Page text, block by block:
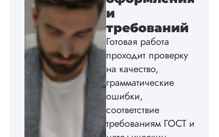
оформил, правда,
изображения
пришлось
мне. Услугой
бесплатного
редактирования
не
и
требований
Готовая работа
проходит проверку
на качество,
грамматические
ошибки,
соответствие
требованиям ГОСТ и